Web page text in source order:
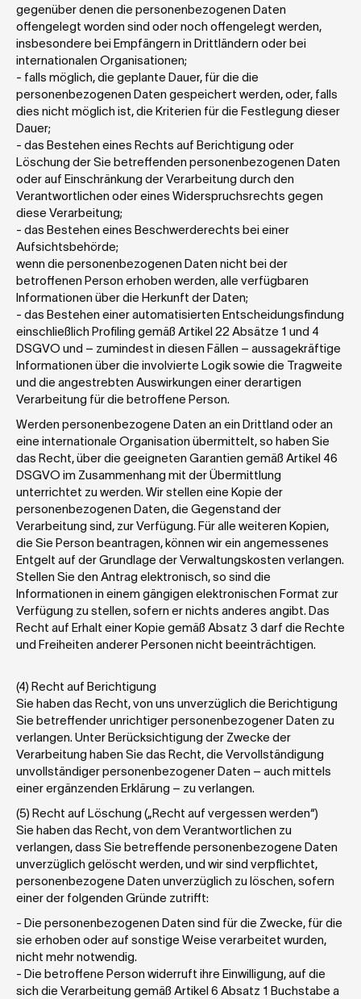
gegenüber denen die personenbezogenen Daten
offengelegt worden sind oder noch offengelegt werden,
insbesondere bei Empfängern in Drittländern oder bei
internationalen Organisationen;
- falls möglich, die geplante Dauer, für die die
personenbezogenen Daten gespeichert werden, oder, falls
dies nicht möglich ist, die Kriterien für die Festlegung dieser
Dauer;
- das Bestehen eines Rechts auf Berichtigung oder
Löschung der Sie betreffenden personenbezogenen Daten
oder auf Einschränkung der Verarbeitung durch den
Verantwortlichen oder eines Widerspruchsrechts gegen
diese Verarbeitung;
- das Bestehen eines Beschwerderechts bei einer
Aufsichtsbehörde;
wenn die personenbezogenen Daten nicht bei der
betroffenen Person erhoben werden, alle verfügbaren
Informationen über die Herkunft der Daten;
- das Bestehen einer automatisierten Entscheidungsfindung
einschließlich Profiling gemäß Artikel 22 Absätze 1 und 4
DSGVO und – zumindest in diesen Fällen – aussagekräftige
Informationen über die involvierte Logik sowie die Tragweite
und die angestrebten Auswirkungen einer derartigen
Verarbeitung für die betroffene Person.
Werden personenbezogene Daten an ein Drittland oder an
eine internationale Organisation übermittelt, so haben Sie
das Recht, über die geeigneten Garantien gemäß Artikel 46
DSGVO im Zusammenhang mit der Übermittlung
unterrichtet zu werden. Wir stellen eine Kopie der
personenbezogenen Daten, die Gegenstand der
Verarbeitung sind, zur Verfügung. Für alle weiteren Kopien,
die Sie Person beantragen, können wir ein angemessenes
Entgelt auf der Grundlage der Verwaltungskosten verlangen.
Stellen Sie den Antrag elektronisch, so sind die
Informationen in einem gängigen elektronischen Format zur
Verfügung zu stellen, sofern er nichts anderes angibt. Das
Recht auf Erhalt einer Kopie gemäß Absatz 3 darf die Rechte
und Freiheiten anderer Personen nicht beeinträchtigen.
(4) Recht auf Berichtigung
Sie haben das Recht, von uns unverzüglich die Berichtigung
Sie betreffender unrichtiger personenbezogener Daten zu
verlangen. Unter Berücksichtigung der Zwecke der
Verarbeitung haben Sie das Recht, die Vervollständigung
unvollständiger personenbezogener Daten – auch mittels
einer ergänzenden Erklärung – zu verlangen.
(5) Recht auf Löschung („Recht auf vergessen werden“)
Sie haben das Recht, von dem Verantwortlichen zu
verlangen, dass Sie betreffende personenbezogene Daten
unverzüglich gelöscht werden, und wir sind verpflichtet,
personenbezogene Daten unverzüglich zu löschen, sofern
einer der folgenden Gründe zutrifft:
- Die personenbezogenen Daten sind für die Zwecke, für die
sie erhoben oder auf sonstige Weise verarbeitet wurden,
nicht mehr notwendig.
- Die betroffene Person widerruft ihre Einwilligung, auf die
sich die Verarbeitung gemäß Artikel 6 Absatz 1 Buchstabe a